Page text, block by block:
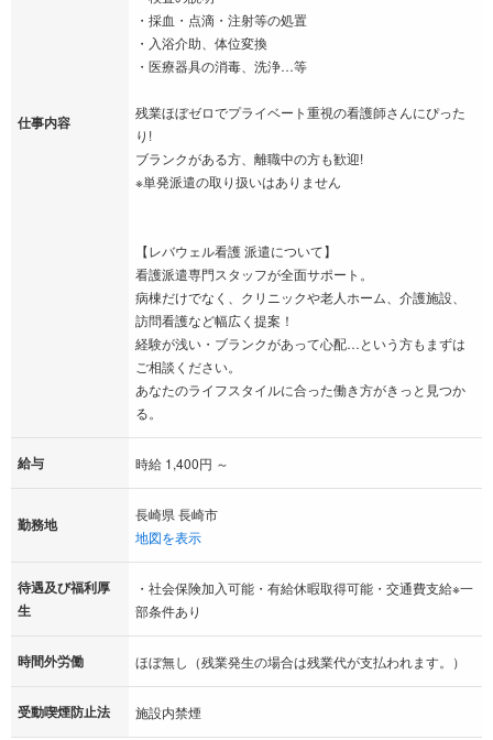
仕事内容
・採血・点滴・注射等の処置
・入浴介助、体位変換
・医療器具の消毒、洗浄…等
残業ほぼゼロでプライベート重視の看護師さんにぴった
り!
ブランクがある方、離職中の方も歓迎!
※単発派遣の取り扱いはありません
【レバウェル看護 派遣について】
看護派遣専門スタッフが全面サポート。
病棟だけでなく、クリニックや老人ホーム、介護施設、
訪問看護など幅広く提案！
経験が浅い・ブランクがあって心配…という方もまずは
ご相談ください。
あなたのライフスタイルに合った働き方がきっと見つか
る。
給与 時給 1,400円 ～
勤務地
長崎県 長崎市
地図を表示
待遇及び福利厚
生
・社会保険加入可能・有給休暇取得可能・交通費支給※一
部条件あり
時間外労働 ほぼ無し（残業発生の場合は残業代が支払われます。）
受動喫煙防止法 施設内禁煙